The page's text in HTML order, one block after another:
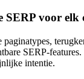
SERP voor elk
SERP-
intentie.